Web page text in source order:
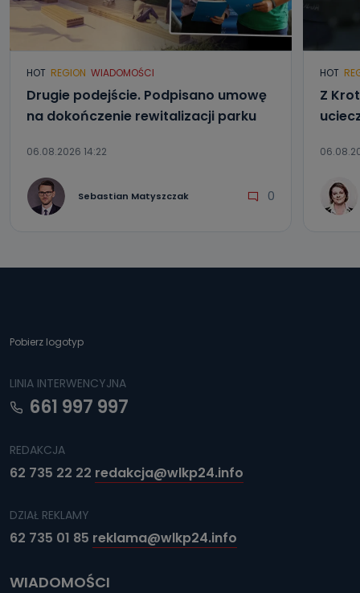
HOT REGION WIADOMOŚCI
Drugie podejście. Podpisano umowę
na dokończenie rewitalizacji parku
06.08.2026 14:22
Sebastian Matyszczak 0
HOT
Z
Pobierz logotyp
LINIA INTERWENCYJNA
661 997 997
REDAKCJA
62 735 22 22 redakcja@wlkp24.info
DZIAŁ REKLAMY
62 735 01 85 reklama@wlkp24.info
WIADOMOŚCI